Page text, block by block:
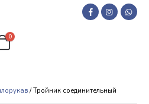
0
/ Тройник соединительный